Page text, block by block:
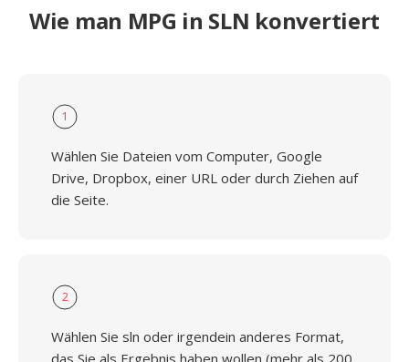
Wie man MPG in SLN konvertiert
1
Wählen Sie Dateien vom Computer, Google
Drive, Dropbox, einer URL oder durch Ziehen auf
die Seite.
2
Wählen Sie sln oder irgendein anderes Format,
das Sie als Ergebnis haben wollen (mehr als 200